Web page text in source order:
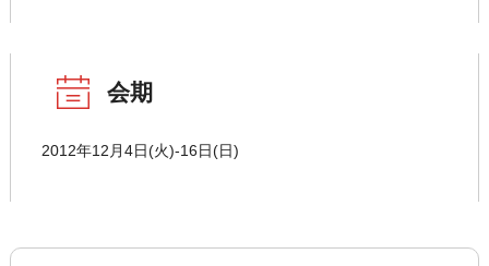
会期
2012年12月4日(火)-16日(日)